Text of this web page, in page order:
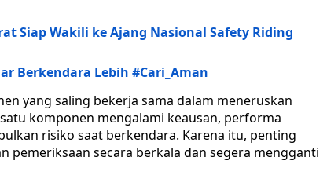
Siap Wakili ke Ajang Nasional Safety Riding
Berkendara Lebih #Cari_Aman
yang saling bekerja sama dalam meneruskan
komponen mengalami keausan, performa
risiko saat berkendara. Karena itu, penting
pemeriksaan secara berkala dan segera mengganti